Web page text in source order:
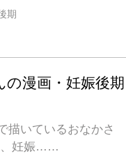
期
漫画・妊娠後期
描いているおなかさ
、妊娠……